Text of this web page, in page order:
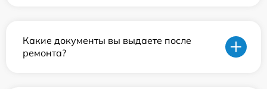
Какие документы вы выдаете после
ремонта?